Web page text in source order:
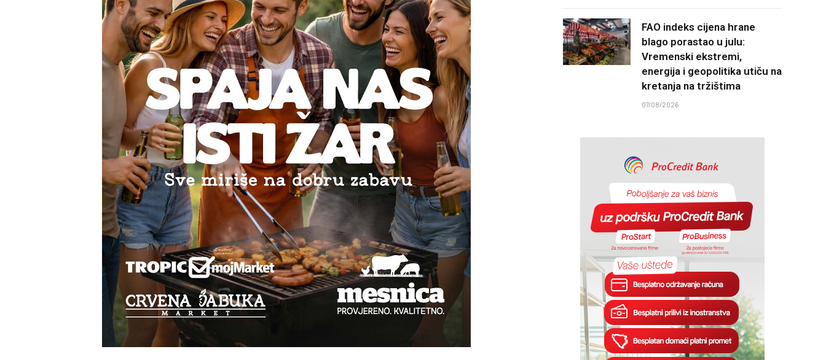
FAO indeks cijena hrane
blago porastao u julu:
Vremenski ekstremi,
energija i geopolitika utiču na
kretanja na tržištima
07/08/2026